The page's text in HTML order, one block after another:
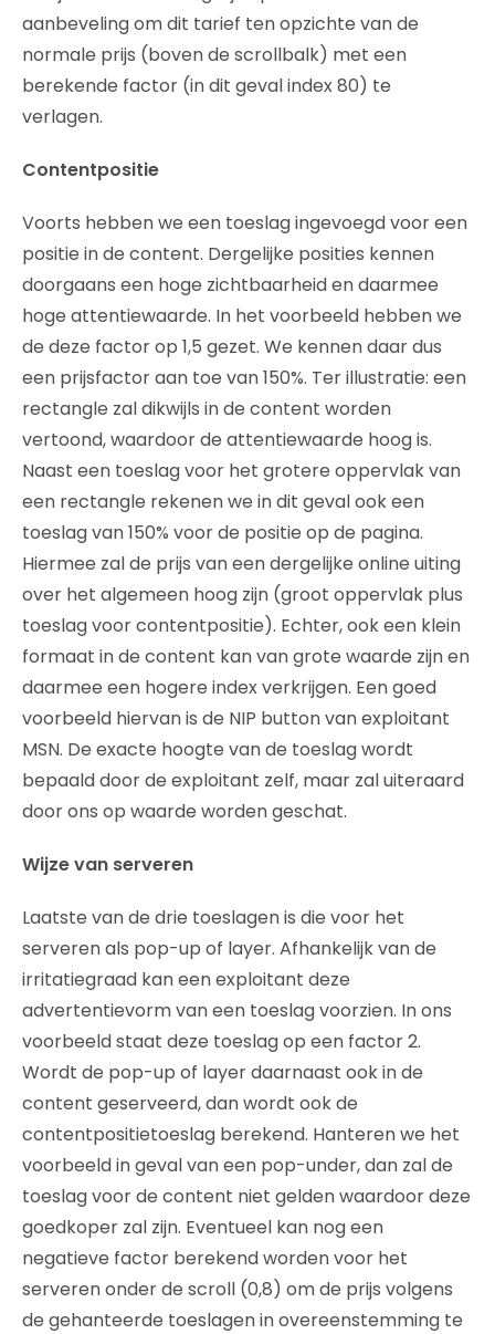
aanbeveling om dit tarief ten opzichte van de
normale prijs (boven de scrollbalk) met een
berekende factor (in dit geval index 80) te
verlagen.
Contentpositie
Voorts hebben we een toeslag ingevoegd voor een
positie in de content. Dergelijke posities kennen
doorgaans een hoge zichtbaarheid en daarmee
hoge attentiewaarde. In het voorbeeld hebben we
de deze factor op 1,5 gezet. We kennen daar dus
een prijsfactor aan toe van 150%. Ter illustratie: een
rectangle zal dikwijls in de content worden
vertoond, waardoor de attentiewaarde hoog is.
Naast een toeslag voor het grotere oppervlak van
een rectangle rekenen we in dit geval ook een
toeslag van 150% voor de positie op de pagina.
Hiermee zal de prijs van een dergelijke online uiting
over het algemeen hoog zijn (groot oppervlak plus
toeslag voor contentpositie). Echter, ook een klein
formaat in de content kan van grote waarde zijn en
daarmee een hogere index verkrijgen. Een goed
voorbeeld hiervan is de NIP button van exploitant
MSN. De exacte hoogte van de toeslag wordt
bepaald door de exploitant zelf, maar zal uiteraard
door ons op waarde worden geschat.
Wijze van serveren
Laatste van de drie toeslagen is die voor het
serveren als pop-up of layer. Afhankelijk van de
irritatiegraad kan een exploitant deze
advertentievorm van een toeslag voorzien. In ons
voorbeeld staat deze toeslag op een factor 2.
Wordt de pop-up of layer daarnaast ook in de
content geserveerd, dan wordt ook de
contentpositietoeslag berekend. Hanteren we het
voorbeeld in geval van een pop-under, dan zal de
toeslag voor de content niet gelden waardoor deze
goedkoper zal zijn. Eventueel kan nog een
negatieve factor berekend worden voor het
serveren onder de scroll (0,8) om de prijs volgens
de gehanteerde toeslagen in overeenstemming te